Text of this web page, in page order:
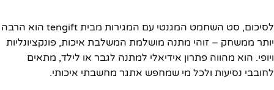
לסיכום, סט השחמט המגנטי עם המגירות מבית tengift הוא הרבה
יותר ממשחק – זוהי מתנה מושלמת המשלבת איכות, פונקציונליות
ויופי. הוא מהווה פתרון אידיאלי למתנה לגבר או לילד, מתאים
לחובבי נסיעות ולכל מי שמחפש אתגר מחשבתי איכותי.